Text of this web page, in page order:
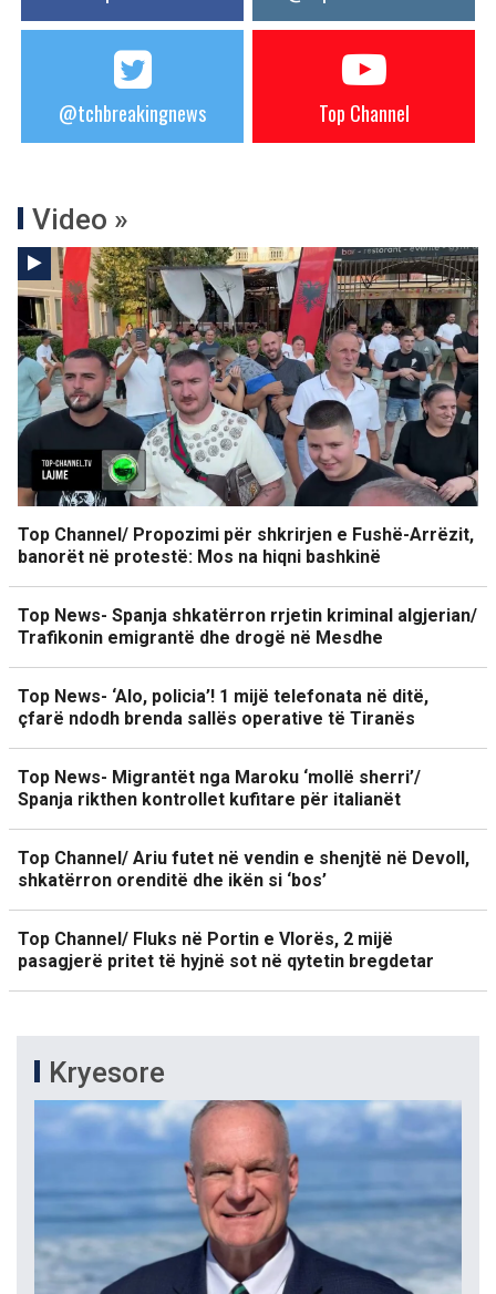
@tchbreakingnews Top Channel
Video »
Top Channel/ Propozimi për shkrirjen e Fushë-Arrëzit,
banorët në protestë: Mos na hiqni bashkinë
Top News- Spanja shkatërron rrjetin kriminal algjerian/
Trafikonin emigrantë dhe drogë në Mesdhe
Top News- ‘Alo, policia’! 1 mijë telefonata në ditë,
çfarë ndodh brenda sallës operative të Tiranës
Top News- Migrantët nga Maroku ‘mollë sherri’/
Spanja rikthen kontrollet kufitare për italianët
Top Channel/ Ariu futet në vendin e shenjtë në Devoll,
shkatërron orenditë dhe ikën si ‘bos’
Top Channel/ Fluks në Portin e Vlorës, 2 mijë
pasagjerë pritet të hyjnë sot në qytetin bregdetar
Kryesore